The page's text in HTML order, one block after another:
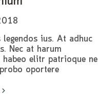
ius. At adhuc
Nec at harum
elitr patrioque ne
oportere
ipsum